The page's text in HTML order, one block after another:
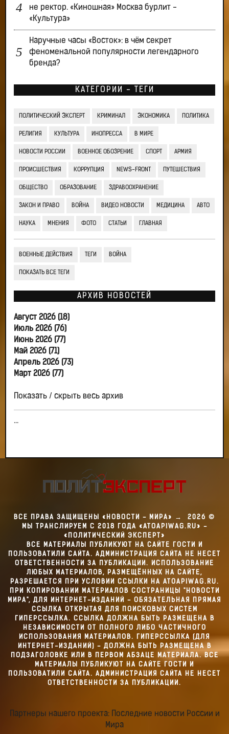
не ректор. «Киношная» Москва бурлит -
«Культура»
Наручные часы «Восток»: в чём секрет
феноменальной популярности легендарного
бренда?
КАТЕГОРИИ - ТЕГИ
ПОЛИТИЧЕСКИЙ ЭКСПЕРТ КРИМИНАЛ ЭКОНОМИКА ПОЛИТИКА
РЕЛИГИЯ КУЛЬТУРА ИНОПРЕССА В МИРЕ
НОВОСТИ РОССИИ ВОЕННОЕ ОБОЗРЕНИЕ СПОРТ АРМИЯ
ПРОИСШЕСТВИЯ КОРРУПЦИЯ NEWS-FRONT ПУТЕШЕСТВИЯ
ОБЩЕСТВО ОБРАЗОВАНИЕ ЗДРАВООХРАНЕНИЕ
ЗАКОН И ПРАВО ВОЙНА ВИДЕО НОВОСТИ МЕДИЦИНА АВТО
НАУКА МНЕНИЯ ФОТО СТАТЬИ ГЛАВНАЯ
ВОЕННЫЕ ДЕЙСТВИЯ ТЕГИ ВОЙНА
ПОКАЗАТЬ ВСЕ ТЕГИ
АРХИВ НОВОСТЕЙ
Август 2026 (18)
Июль 2026 (76)
Июнь 2026 (77)
Май 2026 (71)
Апрель 2026 (73)
Март 2026 (77)
Показать / скрыть весь архив
...
ВСЕ ПРАВА ЗАЩИЩЕНЫ «НОВОСТИ - МИРА» → 2026 ©
МЫ ТРАНСЛИРУЕМ С 2018 ГОДА «ATOAPIWAG.RU» -
«ПОЛИТИЧЕСКИЙ ЭКСПЕРТ»
ВСЕ МАТЕРИАЛЫ ПУБЛИКУЮТ НА САЙТЕ ГОСТИ И
ПОЛЬЗОВАТИЛИ САЙТА. АДМИНИСТРАЦИЯ САЙТА НЕ НЕСЕТ
ОТВЕТСТВЕННОСТИ ЗА ПУБЛИКАЦИИ. ИСПОЛЬЗОВАНИЕ
ЛЮБЫХ МАТЕРИАЛОВ, РАЗМЕЩЁННЫХ НА САЙТЕ,
РАЗРЕШАЕТСЯ ПРИ УСЛОВИИ ССЫЛКИ НА ATOAPIWAG.RU.
ПРИ КОПИРОВАНИИ МАТЕРИАЛОВ СОСТРАНИЦЫ "НОВОСТИ
МИРА", ДЛЯ ИНТЕРНЕТ-ИЗДАНИЙ - ОБЯЗАТЕЛЬНАЯ ПРЯМАЯ
ССЫЛКА ОТКРЫТАЯ ДЛЯ ПОИСКОВЫХ СИСТЕМ
ГИПЕРССЫЛКА. ССЫЛКА ДОЛЖНА БЫТЬ РАЗМЕЩЕНА В
НЕЗАВИСИМОСТИ ОТ ПОЛНОГО ЛИБО ЧАСТИЧНОГО
ИСПОЛЬЗОВАНИЯ МАТЕРИАЛОВ. ГИПЕРССЫЛКА (ДЛЯ
ИНТЕРНЕТ-ИЗДАНИЙ) - ДОЛЖНА БЫТЬ РАЗМЕЩЕНА В
ПОДЗАГОЛОВКЕ ИЛИ В ПЕРВОМ АБЗАЦЕ МАТЕРИАЛА. ВСЕ
МАТЕРИАЛЫ ПУБЛИКУЮТ НА САЙТЕ ГОСТИ И
ПОЛЬЗОВАТИЛИ САЙТА. АДМИНИСТРАЦИЯ САЙТА НЕ НЕСЕТ
ОТВЕТСТВЕННОСТИ ЗА ПУБЛИКАЦИИ.
Партнеры нашего проекта: Последние новости России и
Мира